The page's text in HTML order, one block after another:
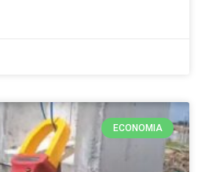
ECONOMIA